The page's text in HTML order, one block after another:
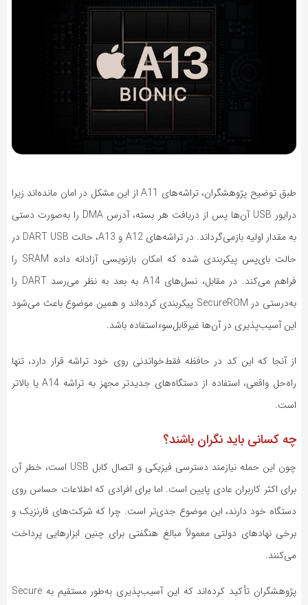
طبق توضیح پژوهشگران، تراشه‌های A11از این مشکل در امان مانده‌اند زیرا
درایور USB آن‌ها پس از دریافت هر بسته، آدرس DMA را به‌صورت دستی
به مقدار اولیه بازمی‌گرداند. در تراشه‌هایA12 و A13، حالت DART USB در
حالت بای‌پس پیکربندی شده که امکان بازنویسی آزادانه داده SRAM را
فراهم می‌کند. در مقابل، نسل‌هایA14 به بعد به نظر می‌رسدDART را
به‌درستی در SecureROM پیکربندی کرده‌اند و همین موضوع باعث می‌شود
این آسیب‌پذیری در آن‌ها غیرقابل‌سوءاستفاده باشد.
از آنجا که این کد در حافظه فقط‌خواندنی روی خود تراشه قرار دارد، تنها
راه‌حل واقعی، استفاده از دستگاه‌های جدیدتر مجهز به تراشه A14یا بالاتر
است.
چه کسانی باید نگران باشند؟
چون این حمله نیازمند دسترسی فیزیکی و اتصال کابل USB است، خطر آن
برای اکثر کاربران عادی پایین است. اما برای افرادی که اطلاعات حساس روی
دستگاه خود دارند، این موضوع جدی‌تر است. چرا که شرکت‌های فارنزیک و
برخی نهادهای دولتی معمولاً مبالغ هنگفتی برای چنین ابزارهایی پرداخت
می‌کنند.
پژوهشگران تأکید کرده‌اند که این آسیب‌پذیری به‌طور مستقیم به Secure